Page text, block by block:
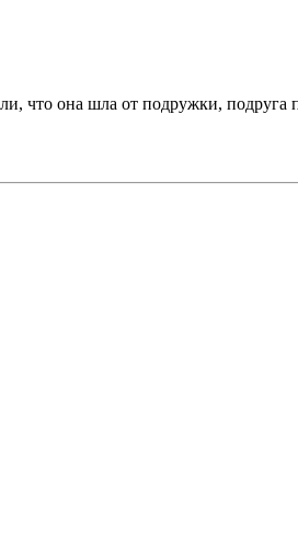
что она шла от подружки,